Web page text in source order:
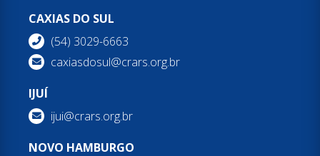
CAXIAS DO SUL
(54) 3029-6663
caxiasdosul@crars.org.br
IJUÍ
ijui@crars.org.br
NOVO HAMBURGO